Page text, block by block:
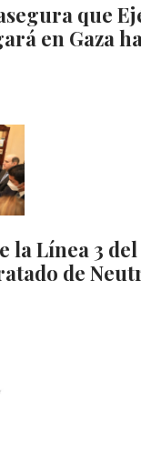
que
en Gaza
la Línea 3
de